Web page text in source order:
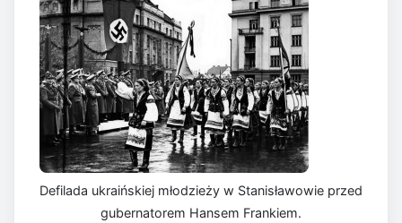
Defilada ukraińskiej młodzieży w Stanisławowie przed
gubernatorem Hansem Frankiem.